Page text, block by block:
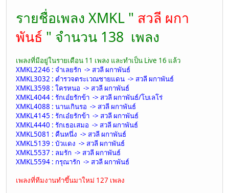
รายชื่อเพลง XMKL " สวลี ผกา
พันธ์ " จำนวน 138 เพลง
เพลงที่มีอยู่ในรายเดือน 11 เพลง และทำเป็น Live 16 แล้ว
XMKL2246 : จำเลยรัก -> สวลี ผกาพันธ์
XMKL3032 : ตำรวจตระเวณชายแดน -> สวลี ผกาพันธ์
XMKL3598 : ใครหนอ -> สวลี ผกาพันธ์
XMKL4044 : รักเอ๋ยรักข้า -> สวลี ผกาพันธ์/โบเลโร่
XMKL4088 : นานเกินรอ -> สวลี ผกาพันธ์
XMKL4145 : รักเอ๋ยรักข้า -> สวลี ผกาพันธ์
XMKL4440 : รักเธอเสมอ -> สวลี ผกาพันธ์
XMKL5081 : คืนหนึ่ง -> สวลี ผกาพันธ์
XMKL5139 : บัวแดง -> สวลี ผกาพันธ์
XMKL5537 : ลมรัก -> สวลี ผกาพันธ์
XMKL5594 : กรุณารัก -> สวลี ผกาพันธ์
เพลงที่ทีมงานทำขึ้นมาใหม่ 127 เพลง